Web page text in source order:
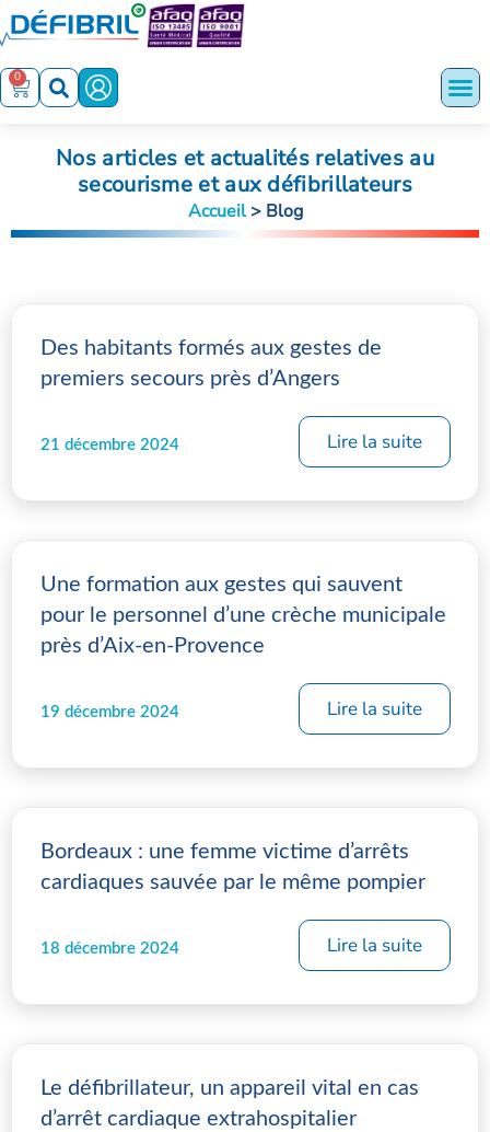
0
Nos articles et actualités relatives au
secourisme et aux défibrillateurs
Accueil> Blog
Des habitants formés aux gestes de
premiers secours près d’Angers
21 décembre 2024 Lire la suite
Une formation aux gestes qui sauvent
pour le personnel d’une crèche municipale
près d’Aix-en-Provence
19 décembre 2024 Lire la suite
Bordeaux : une femme victime d’arrêts
cardiaques sauvée par le même pompier
18 décembre 2024 Lire la suite
Le défibrillateur, un appareil vital en cas
d’arrêt cardiaque extrahospitalier